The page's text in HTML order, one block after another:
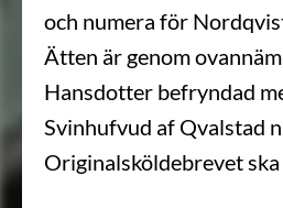
och numera för
Ätten är genom
Hansdotter befryndad
Svinhufvud af Qvalstad
Originalsköldebrevet